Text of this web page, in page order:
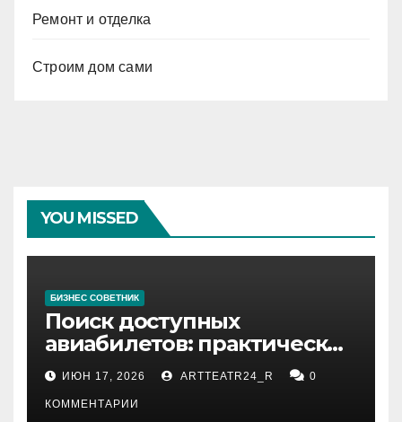
Ремонт и отделка
Строим дом сами
YOU MISSED
БИЗНЕС СОВЕТНИК
Поиск доступных
авиабилетов: практические
рекомендации
ИЮН 17, 2026 ARTTEATR24_R 0
КОММЕНТАРИИ